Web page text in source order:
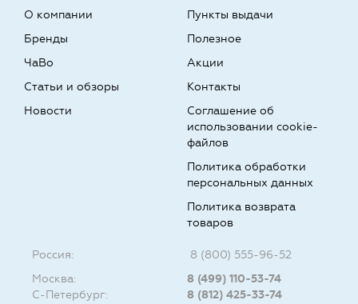
О компании
Бренды
Пункты выдачи
Полезное
ЧаВо
Статьи и обзоры
Новости
Акции
Контакты
Соглашение об
использовании cookie-
файлов
Политика обработки
персональных данных
Политика возврата
товаров
Россия:
8 (800) 555-96-52
Москва:
8 (499) 110-53-74
С-Петербург:
8 (812) 425-33-74